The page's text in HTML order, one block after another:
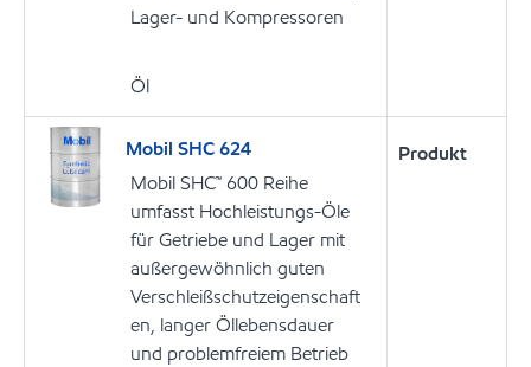
Lager- und Kompressoren
Öl
Mobil SHC 624
Mobil SHC™ 600 Reihe
umfasst Hochleistungs-Öle
für Getriebe und Lager mit
außergewöhnlich guten
Verschleißschutzeigenschaft
en, langer Öllebensdauer
und problemfreiem Betrieb
Produkt